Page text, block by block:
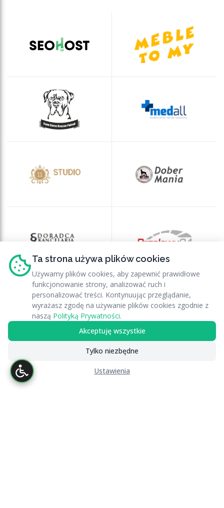
Ta strona używa plików cookies
Używamy plików cookies, aby zapewnić prawidłowe
funkcjonowanie strony, analizować ruch i
personalizować treści. Kontynuując przeglądanie,
wyrażasz zgodę na używanie plików cookies zgodnie z
naszą Polityką Prywatności.
Akceptuję wszystkie
Tylko niezbędne
Ustawienia